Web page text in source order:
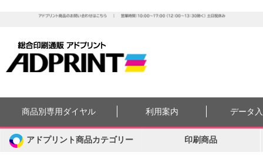
商品別専用ダイヤル 利用案内 データ
アドプリント商品カテゴリー 印刷商品